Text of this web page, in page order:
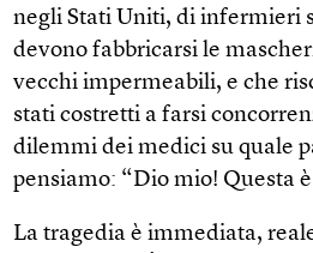
negli Stati Uniti, di infermieri
devono fabbricarsi le
vecchi impermeabili, e che
stati costretti a farsi
dilemmi dei medici su quale
pensiamo: “Dio mio! Questa è
La tragedia è immediata,